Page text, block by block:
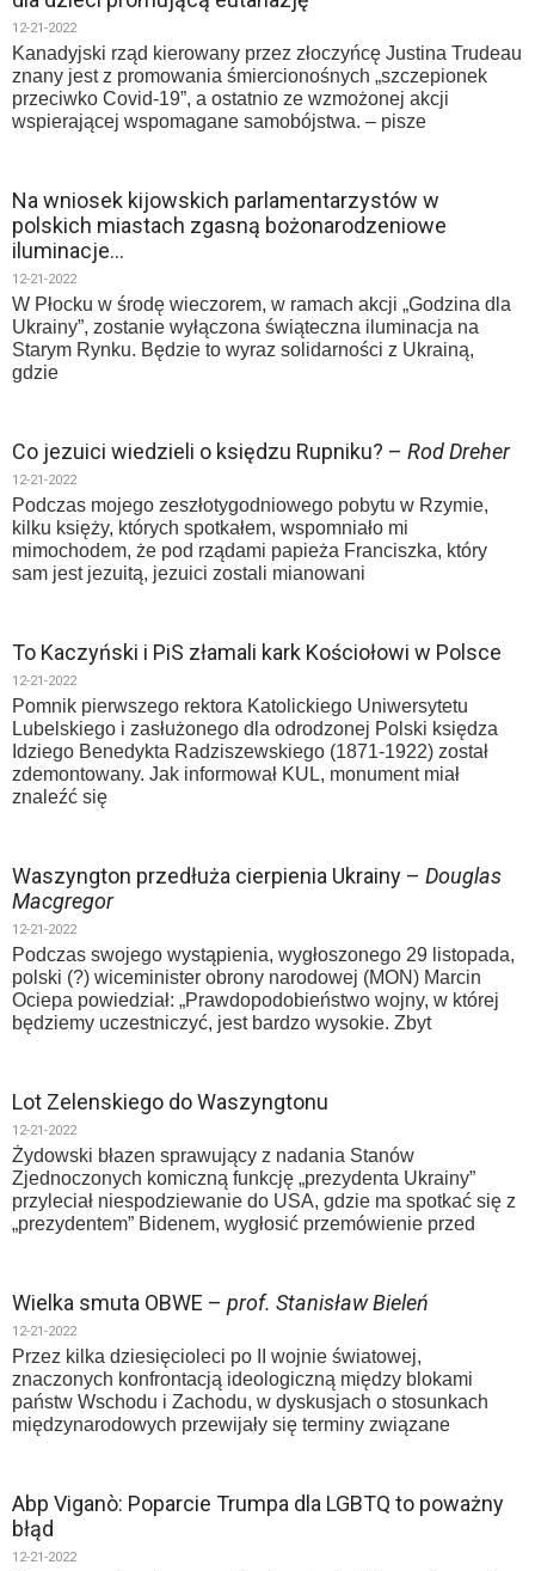
12-21-2022
Kanadyjski rząd kierowany przez złoczyńcę Justina Trudeau
znany jest z promowania śmiercionośnych „szczepionek
przeciwko Covid-19”, a ostatnio ze wzmożonej akcji
wspierającej wspomagane samobójstwa. – pisze
Na wniosek kijowskich parlamentarzystów w
polskich miastach zgasną bożonarodzeniowe
iluminacje…
12-21-2022
W Płocku w środę wieczorem, w ramach akcji „Godzina dla
Ukrainy”, zostanie wyłączona świąteczna iluminacja na
Starym Rynku. Będzie to wyraz solidarności z Ukrainą,
gdzie
Co jezuici wiedzieli o księdzu Rupniku? – Rod Dreher
12-21-2022
Podczas mojego zeszłotygodniowego pobytu w Rzymie,
kilku księży, których spotkałem, wspomniało mi
mimochodem, że pod rządami papieża Franciszka, który
sam jest jezuitą, jezuici zostali mianowani
To Kaczyński i PiS złamali kark Kościołowi w Polsce
12-21-2022
Pomnik pierwszego rektora Katolickiego Uniwersytetu
Lubelskiego i zasłużonego dla odrodzonej Polski księdza
Idziego Benedykta Radziszewskiego (1871-1922) został
zdemontowany. Jak informował KUL, monument miał
znaleźć się
Waszyngton przedłuża cierpienia Ukrainy – Douglas
Macgregor
12-21-2022
Podczas swojego wystąpienia, wygłoszonego 29 listopada,
polski (?) wiceminister obrony narodowej (MON) Marcin
Ociepa powiedział: „Prawdopodobieństwo wojny, w której
będziemy uczestniczyć, jest bardzo wysokie. Zbyt
Lot Zelenskiego do Waszyngtonu
12-21-2022
Żydowski błazen sprawujący z nadania Stanów
Zjednoczonych komiczną funkcję „prezydenta Ukrainy”
przyleciał niespodziewanie do USA, gdzie ma spotkać się z
„prezydentem” Bidenem, wygłosić przemówienie przed
Wielka smuta OBWE – prof. Stanisław Bieleń
12-21-2022
Przez kilka dziesięcioleci po II wojnie światowej,
znaczonych konfrontacją ideologiczną między blokami
państw Wschodu i Zachodu, w dyskusjach o stosunkach
międzynarodowych przewijały się terminy związane
Abp Viganò: Poparcie Trumpa dla LGBTQ to poważny
błąd
12-21-2022